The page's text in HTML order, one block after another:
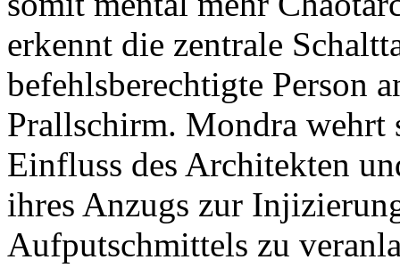
erkennt die zentrale
befehlsberechtigte Person
Prallschirm. Mondra wehrt
Einfluss des Architekten
ihres Anzugs zur
Aufputschmittels zu